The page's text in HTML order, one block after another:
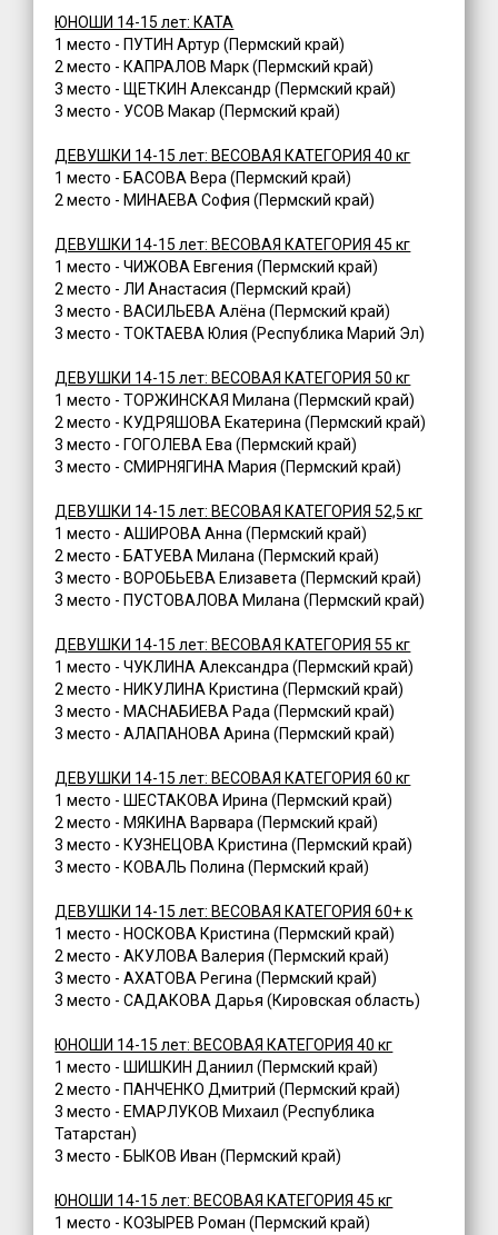
ЮНОШИ 14-15 лет: КАТА
1 место - ПУТИН Артур (Пермский край)
2 место - КАПРАЛОВ Марк (Пермский край)
3 место - ЩЕТКИН Александр (Пермский край)
3 место - УСОВ Макар (Пермский край)
ДЕВУШКИ 14-15 лет: ВЕСОВАЯ КАТЕГОРИЯ 40 кг
1 место - БАСОВА Вера (Пермский край)
2 место - МИНАЕВА София (Пермский край)
ДЕВУШКИ 14-15 лет: ВЕСОВАЯ КАТЕГОРИЯ 45 кг
1 место - ЧИЖОВА Евгения (Пермский край)
2 место - ЛИ Анастасия (Пермский край)
3 место - ВАСИЛЬЕВА Алёна (Пермский край)
3 место - ТОКТАЕВА Юлия (Республика Марий Эл)
ДЕВУШКИ 14-15 лет: ВЕСОВАЯ КАТЕГОРИЯ 50 кг
1 место - ТОРЖИНСКАЯ Милана (Пермский край)
2 место - КУДРЯШОВА Екатерина (Пермский край)
3 место - ГОГОЛЕВА Ева (Пермский край)
3 место - СМИРНЯГИНА Мария (Пермский край)
ДЕВУШКИ 14-15 лет: ВЕСОВАЯ КАТЕГОРИЯ 52,5 кг
1 место - АШИРОВА Анна (Пермский край)
2 место - БАТУЕВА Милана (Пермский край)
3 место - ВОРОБЬЕВА Елизавета (Пермский край)
3 место - ПУСТОВАЛОВА Милана (Пермский край)
ДЕВУШКИ 14-15 лет: ВЕСОВАЯ КАТЕГОРИЯ 55 кг
1 место - ЧУКЛИНА Александра (Пермский край)
2 место - НИКУЛИНА Кристина (Пермский край)
3 место - МАСНАБИЕВА Рада (Пермский край)
3 место - АЛАПАНОВА Арина (Пермский край)
ДЕВУШКИ 14-15 лет: ВЕСОВАЯ КАТЕГОРИЯ 60 кг
1 место - ШЕСТАКОВА Ирина (Пермский край)
2 место - МЯКИНА Варвара (Пермский край)
3 место - КУЗНЕЦОВА Кристина (Пермский край)
3 место - КОВАЛЬ Полина (Пермский край)
ДЕВУШКИ 14-15 лет: ВЕСОВАЯ КАТЕГОРИЯ 60+ к
1 место - НОСКОВА Кристина (Пермский край)
2 место - АКУЛОВА Валерия (Пермский край)
3 место - АХАТОВА Регина (Пермский край)
3 место - САДАКОВА Дарья (Кировская область)
ЮНОШИ 14-15 лет: ВЕСОВАЯ КАТЕГОРИЯ 40 кг
1 место - ШИШКИН Даниил (Пермский край)
2 место - ПАНЧЕНКО Дмитрий (Пермский край)
3 место - ЕМАРЛУКОВ Михаил (Республика
Татарстан)
3 место - БЫКОВ Иван (Пермский край)
ЮНОШИ 14-15 лет: ВЕСОВАЯ КАТЕГОРИЯ 45 кг
1 место - КОЗЫРЕВ Роман (Пермский край)